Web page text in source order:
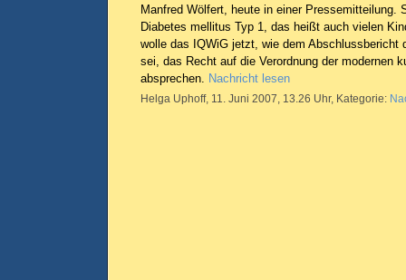
Manfred Wölfert, heute in einer Pressemitteilung.
Diabetes mellitus Typ 1, das heißt auch vielen
wolle das IQWiG jetzt, wie dem Abschlussbericht
sei, das Recht auf die Verordnung der modernen
absprechen. Nachricht lesen
Helga Uphoff, 11. Juni 2007, 13.26 Uhr, Kategorie: